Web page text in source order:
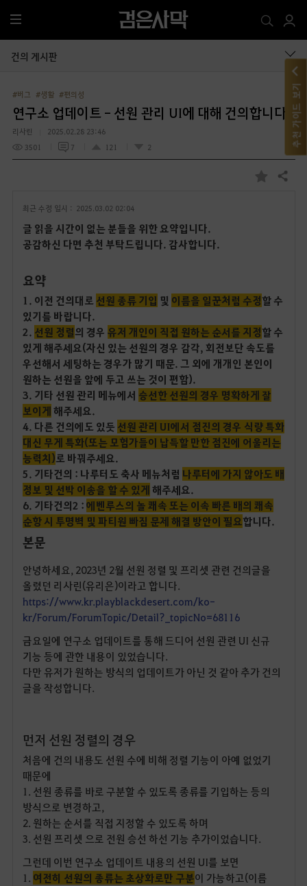
전
체
메
건의 게시판
#버그 #생활 #편의성
연구소 업데이트 - 선원 관리 UI에 대해 건의합니다.
리사린
2025.02.28 23:46
3501
7 121 2
즐
공유하기
최근 수정 일시 : 2025.03.02 02:04
글 읽을 시간이 없는 분들을 위한 요약입니다.
공감하신 다면 추천 부탁드립니다. 감사합니다.
요약
1. 이전 건의대로 선원 종류 기입 및 이름을 일꾼처럼 수정할 수
있기를 바랍니다.
2. 선원 정렬의 경우 유저 개인이 직접 원하는 순서를 지정할 수
있게 해주세요(자신 있는 선원의 경우 감각, 회전보단 속도를
우선해서 세팅하는 경우가 많기 때문. 그 외에 개개인 본인이
원하는 선원을 앞에 두고 쓰는 것이 편함).
3. 기타 선원 관리 메뉴에서 승선한 선원의 경우 명확하게 잘
보이게 해주세요.
4. 다른 건의에도 있듯 선원 관리 UI에서 점진의 경우 식량 특화
대신 무게 특화(또는 모험가들이 납득할 만한 점진에 어울리는
능력치)로 바꿔주세요.
5. 기타건의 : 나루터도 축사 메뉴처럼 나루터에 가지 않아도 배
정보 및 선박 이송을 할 수 있게 해주세요.
6. 기타건의2 : 에벤루스의 놀 쾌속 또는 이속 빠른 배의 쾌속
순항 시 투명벽 및 파티원 빠짐 문제 해결 방안이 필요합니다.
본문
안녕하세요, 2023년 2월 선원 정렬 및 프리셋 관련 건의글을
올렸던 리사린(유리은)이라고 합니다.
https://www.kr.playblackdesert.com/ko-
kr/Forum/ForumTopic/Detail?_topicNo=68116
금요일에 연구소 업데이트를 통해 드디어 선원 관련 UI 신규
기능 등에 관한 내용이 있었습니다.
다만 유저가 원하는 방식의 업데이트가 아닌 것 같아 추가 건의
글을 작성합니다.
먼저 선원 정렬의 경우
처음에 건의 내용도 선원 수에 비해 정렬 기능이 아예 없었기
때문에
1. 선원 종류를 바로 구분할 수 있도록 종류를 기입하는 등의
방식으로 변경하고,
2. 원하는 순서를 직접 지정할 수 있도록 하며
3. 선원 프리셋 으로 전원 승선 하선 기능 추가이었습니다.
그런데 이번 연구소 업데이트 내용의 선원 UI를 보면
1. 여전히 선원의 종류는 초상화로만 구분이 가능하고(이름
추천 가이드 보기